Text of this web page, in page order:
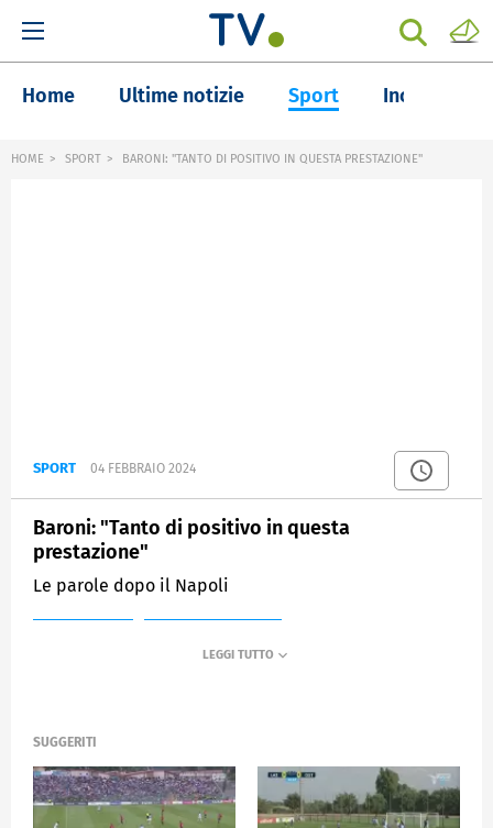
Home Ultime notizie Sport Inchieste
HOME SPORT BARONI: "TANTO DI POSITIVO IN QUESTA PRESTAZIONE"
SPORT 04 FEBBRAIO 2024
Baroni: "Tanto di positivo in questa
prestazione"
Le parole dopo il Napoli
SUGGERITI